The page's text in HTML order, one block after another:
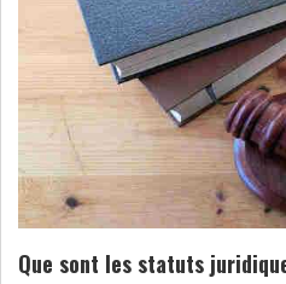
Que sont les statuts